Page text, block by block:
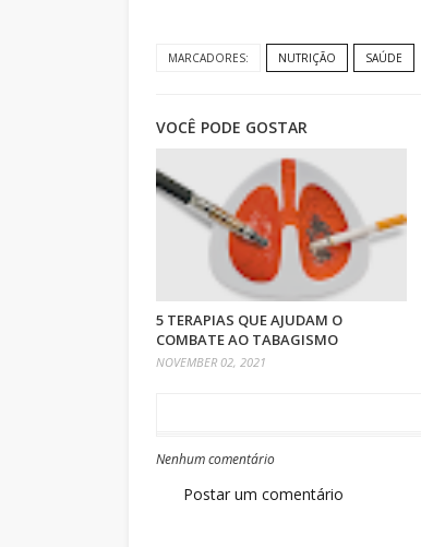
MARCADORES: NUTRIÇÃO SAÚDE
VOCÊ PODE GOSTAR
5 TERAPIAS QUE AJUDAM O
COMBATE AO TABAGISMO
NOVEMBER 02, 2021
Nenhum comentário
Postar um comentário